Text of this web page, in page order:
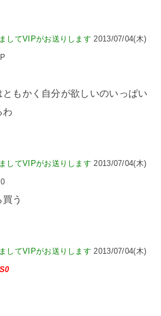
してVIPがお送りします 2013/07/04(木)
もかく自分が欲しいのいっぱい
わ
してVIPがお送りします 2013/07/04(木)
う
してVIPがお送りします 2013/07/04(木)